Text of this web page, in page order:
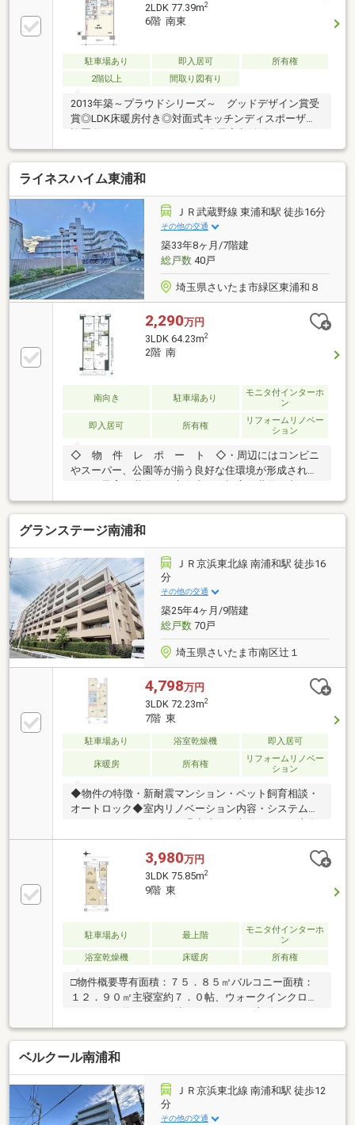
2LDK 77.39m2
6階 南東
駐車場あり 即入居可
所有権
2階以上
間取り図有り
2013年築～プラウドシリーズ～ グッドデザイン賞受
賞◎LDK床暖房付き◎対面式キッチンディスポーザー
クインクローゼット有り◎南東向きバルコニー◎ペッ
ト飼育可（細則有）◎セキュリティ管理員と警備員に
よる24時間有人管理、セコムによる24時間セキュリテ
ィシステム、全住戸玄関、窓にセコム防犯センター設
置、TVモニター付ダブルオートロックシステム◎小学
校徒歩5分以内、中学校徒歩１０分以内共用施設 ※一
部有償施設がございますキッズスペース、ライブラリ
ー、パーティールーム、ゲストルーム、コンシェルジ
ュサービス、保育施設
ライネスハイム東浦和
ＪＲ武蔵野線 東浦和駅 徒歩16分
その他の交通
築33年8ヶ月/7階建
総戸数40戸
埼玉県さいたま市緑区東浦和８
2,290万円
3LDK 64.23m2
2階 南
南向き 駐車場あり
モニタ付インターホ
ン
即入居可 所有権
リフォームリノベー
ション
◇ 物 件 レ ポ ー ト ◇・周辺にはコンビニ
やスーパー、公園等が揃う良好な住環境が形成されて
持。・人気の武蔵野線が利用可のJR東浦和駅が最寄り
駅。・コンビニやドラッグストアが徒歩7分以内とい
う充実した周辺環境。・ペット飼育可(細則有)。・新
規リノベーション完了。・空室につきお問い合わせ当
日のご見学可能。☆頭金０円での購入可能です。☆無
料にて資金の見える可「生涯FPサービス」実施中☆嬉
しい優待特典「Club Offプレミアム」サービス。☆お
引越しから購入後のメンテナンスまで全てお任せ下さ
い。
グランステージ南浦和
ＪＲ京浜東北線 南浦和駅 徒歩16
分
その他の交通
築25年4ヶ月/9階建
総戸数70戸
埼玉県さいたま市南区辻１
4,798万円
3LDK 72.23m2
7階 東
駐車場あり 浴室乾燥機 即入居可
床暖房 所有権
リフォームリノベー
ション
◆物件の特徴・新耐震マンション・ペット飼育相談・
オートロック◆室内リノベーション内容・システムキ
部分配管etc◆インテリックスの販売実績 ・R1(適合
リノベーション)住宅発行ランキング3年連続
NO.1！ ・年間1000戸以上のリノベーション実績 ・
累計販売戸数2万8000戸突破!◆都市銀行、ネット銀行
等住宅ローン一括事前審査可能！ネット銀行はじめ大
手金融機関の都市銀行や地方銀行と幅広く提携をして
います!物件によって使用できる銀行も変わりますの
3,980万円
3LDK 75.85m2
9階 東
駐車場あり 最上階
モニタ付インターホ
ン
浴室乾燥機
床暖房 所有権
□物件概要専有面積：７５．８５㎡バルコニー面積：
１２．９０㎡主寝室約７．０帖、ウォークインクロー
Ｓ式床暖房あり！キッチンカウンター付き、動線良好
１５１８サイズの広々したユニットバス各居室に収納
有り最上階９階部分に付き眺望良好、スカイツリーも
展望できます（天候による）約６．０帖の和室（畳に
使われるイ草にはリラックス効果があるといわれま
す）大切なペットと生活可（細則あり）
ベルクール南浦和
ＪＲ京浜東北線 南浦和駅 徒歩12
分
その他の交通